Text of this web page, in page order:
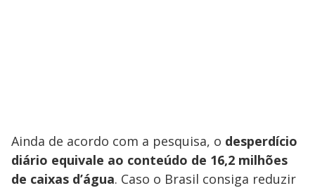
Ainda de acordo com a pesquisa, o desperdício
diário equivale ao conteúdo de 16,2 milhões
de caixas d’água. Caso o Brasil consiga reduzir